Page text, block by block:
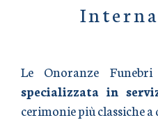
Le Onoranze
specializzata in
cerimonie più classiche